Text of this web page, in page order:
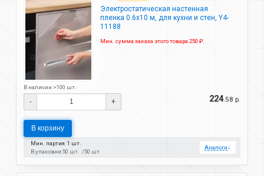
Электростатическая настенная
пленка 0.6х10 м, для кухни и стен, Y4-
11188
Мин. сумма заказа этого товара 250 ₽.
В наличии >100 шт.
- + 224.58 р.
В корзину
Мин. партия: 1 шт.
В упаковке:50 шт. 50 шт.
Аналоги↓